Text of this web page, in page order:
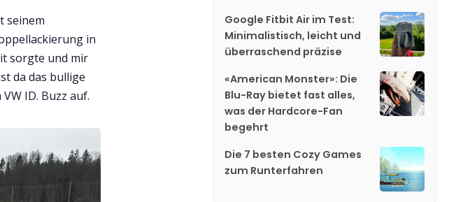
seinem
in
sorgte und mir
da das bullige
ID. Buzz auf.
Google Fitbit Air im Test:
Minimalistisch, leicht und
überraschend präzise
«American Monster»: Die
Blu-Ray bietet fast alles,
was der Hardcore-Fan
begehrt
Die 7 besten Cozy Games
zum Runterfahren